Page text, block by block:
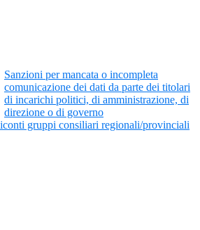
Sanzioni per mancata o incompleta
comunicazione dei dati da parte dei titolari
di incarichi politici, di amministrazione, di
direzione o di governo
gruppi consiliari regionali/provinciali